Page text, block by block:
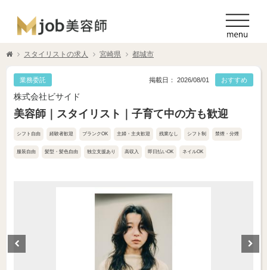
スタイリストの求人 宮崎県 都城市
業務委託 おすすめ
掲載日： 2026/08/01
株式会社ビサイド
美容師｜スタイリスト｜子育て中の方も歓迎
シフト自由 経験者歓迎 ブランクOK 主婦・主夫歓迎 残業なし シフト制 禁煙・分煙
服装自由 髪型・髪色自由 独立支援あり 高収入 即日払いOK ネイルOK